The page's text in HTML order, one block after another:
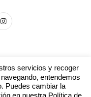
con nosotros
servicios y recoger
entendemos
Puedes cambiar la
en nuestra Política de